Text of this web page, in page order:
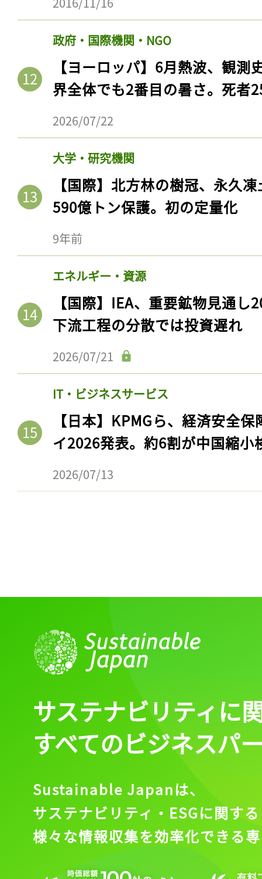
政府・国際機関・NGO
【ヨーロッパ】6月熱波、観
界全体でも2番目の暑さ。死者
2026/07/22
大学・研究機関
【国際】北方林の樹冠、永久
590億トン保護。初の定量化
9年前
エネルギー・資源
【国際】IEA、重要鉱物見通
下流工程の分散では投資遅れ
2026/07/21
IT・ビジネスサービス
【日本】KPMGら、経済安全
イ2026発表。約6割が中国縮小
2026/07/13
記事をお気に入りに
会員登録
サステナビリティに
すべてのビジネスパ
Sustainable Japanは、
サステナビリティ・ESGに関する
様々な情報収集を効率化できる